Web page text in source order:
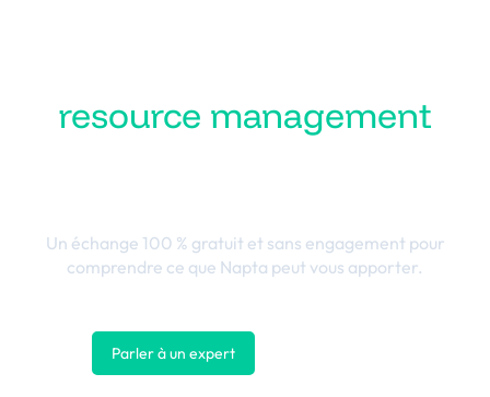
resource management
Un échange 100 % gratuit et sans engagement pour
comprendre ce que Napta peut vous apporter.
Parler à un expert